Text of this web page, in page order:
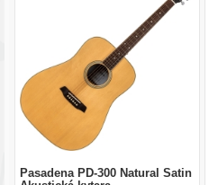
Pasadena PD-300 Natural Satin